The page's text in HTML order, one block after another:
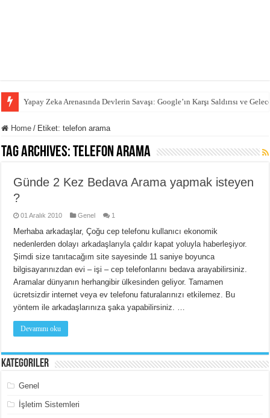
Yapay Zeka Arenasında Devlerin Savaşı: Google’ın Karşı Saldırısı ve
Home / Etiket:telefon arama
Tag Archives:telefon arama
Günde 2 Kez Bedava Arama yapmak isteyen
?
01 Aralık 2010 Genel 1
Merhaba arkadaşlar, Çoğu cep telefonu kullanıcı ekonomik
nedenlerden dolayı arkadaşlarıyla çaldır kapat yoluyla haberleşiyor.
Şimdi size tanıtacağım site sayesinde 11 saniye boyunca
bilgisayarınızdan evi – işi – cep telefonlarını bedava arayabilirsiniz.
Aramalar dünyanın herhangibir ülkesinden geliyor. Tamamen
ücretsizdir internet veya ev telefonu faturalarınızı etkilemez. Bu
yöntem ile arkadaşlarınıza şaka yapabilirsiniz. …
Devamını oku
Kategoriler
Genel
İşletim Sistemleri